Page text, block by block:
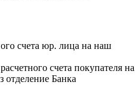
счета юр. лица на наш
счета покупателя на
отделение Банка